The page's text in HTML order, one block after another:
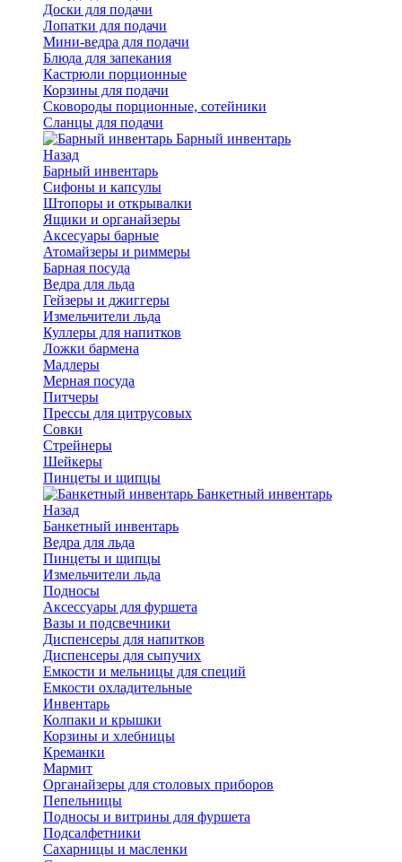
Доски для подачи
Лопатки для подачи
Мини-ведра для подачи
Блюда для запекания
Кастрюли порционные
Корзины для подачи
Сковороды порционные, сотейники
Сланцы для подачи
Барный инвентарь
Назад
Барный инвентарь
Сифоны и капсулы
Штопоры и открывалки
Ящики и органайзеры
Аксесуары барные
Атомайзеры и риммеры
Барная посуда
Ведра для льда
Гейзеры и джиггеры
Измельчители льда
Куллеры для напитков
Ложки бармена
Мадлеры
Мерная посуда
Питчеры
Прессы для цитрусовых
Совки
Стрейнеры
Шейкеры
Пинцеты и щипцы
Банкетный инвентарь
Назад
Банкетный инвентарь
Ведра для льда
Пинцеты и щипцы
Измельчители льда
Подносы
Аксессуары для фуршета
Вазы и подсвечники
Диспенсеры для напитков
Диспенсеры для сыпучих
Емкости и мельницы для специй
Емкости охладительные
Инвентарь
Колпаки и крышки
Корзины и хлебницы
Креманки
Мармит
Органайзеры для столовых приборов
Пепельницы
Подносы и витрины для фуршета
Подсалфетники
Сахарницы и масленки